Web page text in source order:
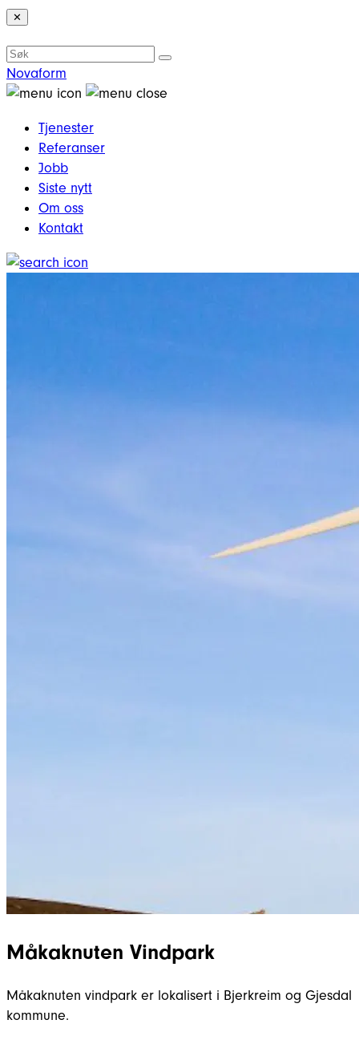
✕
Novaform
Tjenester
Referanser
Jobb
Siste nytt
Om oss
Kontakt
Måkaknuten Vindpark
Måkaknuten vindpark er lokalisert i Bjerkreim og Gjesdal
kommune.